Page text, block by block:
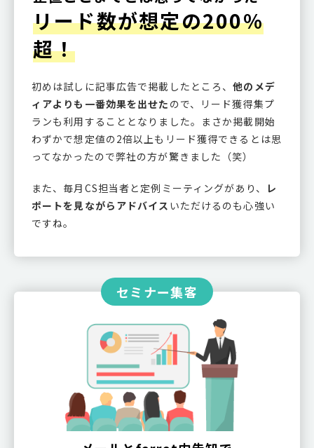
リード数が想定の200%
超！
初めは試しに記事広告で掲載したところ、他のメデ
ィアよりも一番効果を出せた ので、リード獲得集プ
ランも利用することとなりました。まさか掲載開始
わずかで想定値の2倍以上もリード獲得できるとは思
ってなかったので弊社の方が驚きました（笑）
また、毎月CS担当者と定例ミーティングがあり、
レ
ポートを見ながらアドバイス いただけるのも心強い
ですね。
セミナー集客